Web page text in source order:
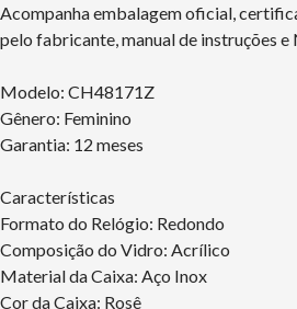
Acompanha embalagem oficial,
pelo fabricante, manual de instruções e
Modelo: CH48171Z
Gênero: Feminino
Garantia: 12 meses
Características
Formato do Relógio: Redondo
Composição do Vidro: Acrílico
Material da Caixa: Aço Inox
Cor da Caixa: Rosê